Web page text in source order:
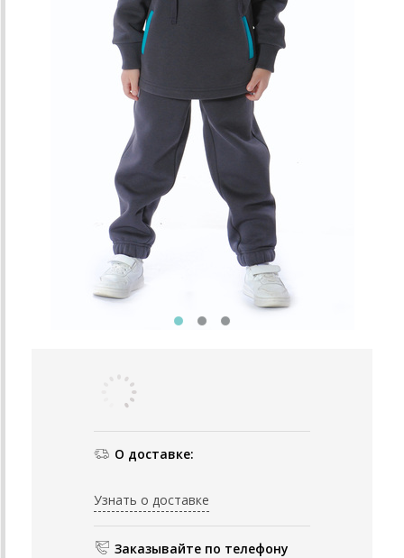
О доставке:
Узнать о доставке
Заказывайте по телефону